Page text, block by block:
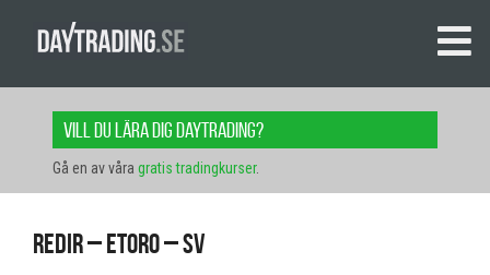
Vill du lära dig daytrading?
Gå en av våra gratis tradingkurser.
redir – etoro – sv